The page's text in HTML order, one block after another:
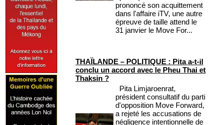
prononcé son acquittement
dans l'affaire iTV, une autre
épreuve de taille attend le
31 janvier le Move For...
THAÏLANDE – POLITIQUE : Pita a-t-il
conclu un accord avec le Pheu Thai et
Thaksin ?
Pita Limjaroenrat,
président consultatif du parti
d'opposition Move Forward,
a rejeté les accusations de
négligence intentionnelle de